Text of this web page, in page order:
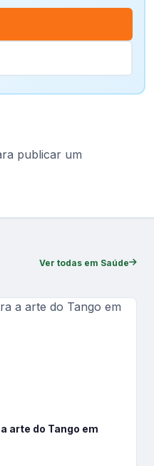
publicar um
Ver todas em Saúde
arte do Tango em